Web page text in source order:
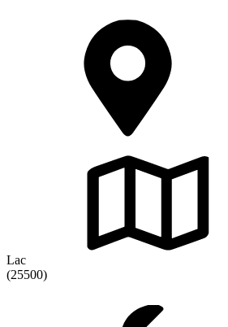
Lac
(25500)